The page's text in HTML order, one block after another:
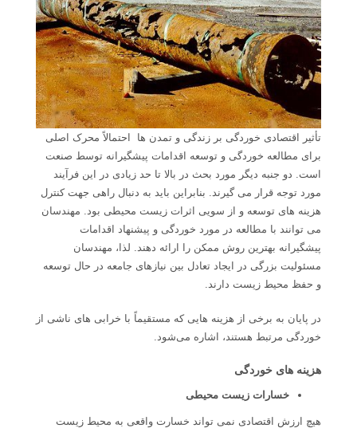
تأثیر اقتصادی خوردگی بر زندگی و تمدن ها احتمالاً محرک اصلی
برای مطالعه خوردگی و توسعه اقدامات پیشگیرانه توسط صنعت
است. دو جنبه دیگر مورد بحث در بالا تا حد زیادی در این فرآیند
مورد توجه قرار می گیرند. بنابراین باید به دنبال راهی جهت کنترل
هزینه های توسعه و از سویی اثرات زیست محیطی بود. مهندسان
می توانند با مطالعه در مورد خوردگی و پیشنهاد اقدامات
پیشگیرانه بهترین روش ممکن را ارائه دهند. لذا، مهندسان
مسئولیت بزرگی در ایجاد تعادل بین نیازهای جامعه در حال توسعه
و حفظ محیط زیست دارند.
در پایان به برخی از هزینه هایی که مستقیماً با خرابی های ناشی از
خوردگی مرتبط هستند، اشاره می‌شود.
هزینه های خوردگی
خسارات زیست محیطی
هیچ ارزش اقتصادی نمی تواند خسارت واقعی به محیط زیست